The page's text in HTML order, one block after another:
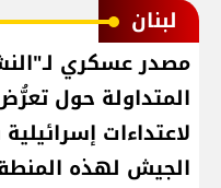
لبنان
مصدر عسكري
المتداولة حول
لاعتداءات
الجيش لهذه